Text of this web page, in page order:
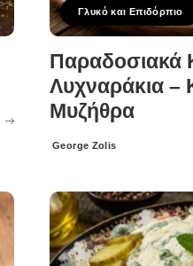
Γλυκό και Επιδόρπιο
Παραδοσιακά
Λυχναράκια –
Μυζήθρα
Posted
George Zolis